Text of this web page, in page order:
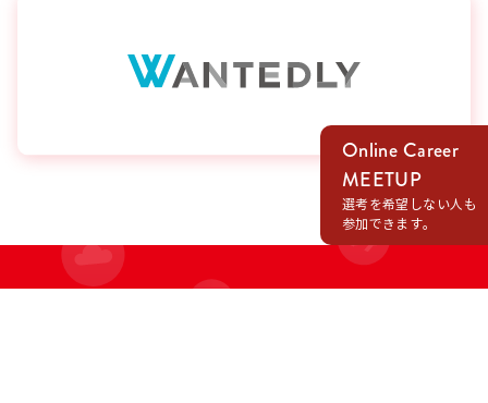
Online Career
MEETUP
選考を希望しない人も
参加できます。